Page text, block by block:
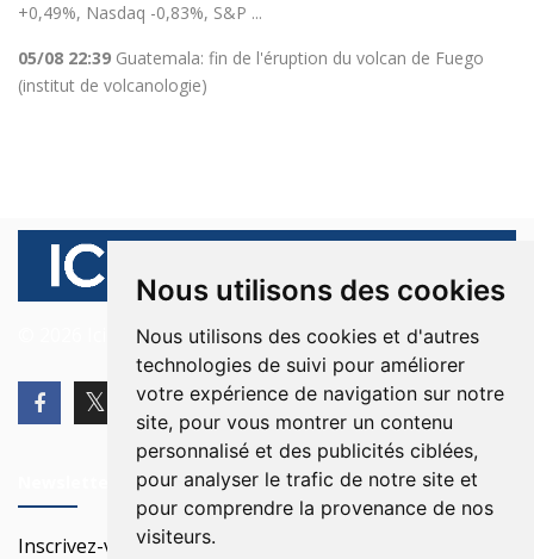
Nous utilisons des cookies
Nous utilisons des cookies et d'autres
technologies de suivi pour améliorer
votre expérience de navigation sur notre
site, pour vous montrer un contenu
personnalisé et des publicités ciblées,
pour analyser le trafic de notre site et
pour comprendre la provenance de nos
visiteurs.
+0,49%, Nasdaq -0,83%, S&P ...
05/08 22:39 Guatemala: fin de l'éruption du volcan de Fuego
(institut de volcanologie)
© 2026 Ici Beyrouth. Tous les droits sont réservés.
Inscrivez-vous à notre Newsletter